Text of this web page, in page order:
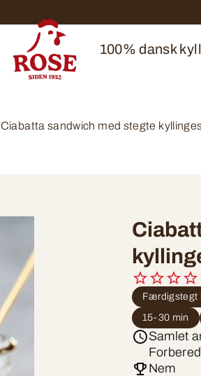
100% dansk
Ciabatta sandwich med stegte
Færdigstegt
15-30 min
Samlet
Nem